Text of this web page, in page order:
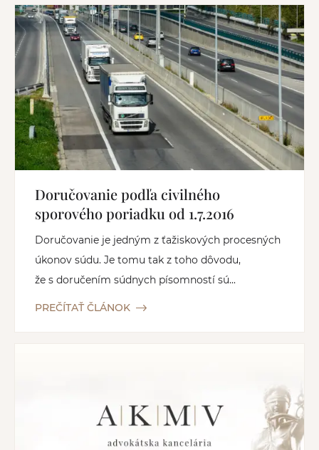
Doručovanie podľa civilného
sporového poriadku od 1.7.2016
Doručovanie je jedným z ťažiskových procesných
úkonov súdu. Je tomu tak z toho dôvodu,
že s doručením súdnych písomností sú...
PREČÍTAŤ ČLÁNOK